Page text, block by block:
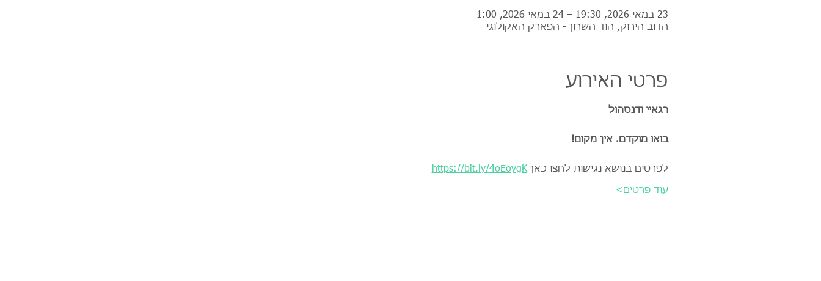
23 במאי 2026, 19:30 – 24 במאי 2026, 1:00
הדוב הירוק, הוד השרון - הפארק האקולוגי
פרטי האירוע
רגאיי ודנסהול
בואו מוקדם. אין מקום!
לפרטים בנושא נגישות לחצו כאן https://bit.ly/4oEoygK
עוד פרטים>